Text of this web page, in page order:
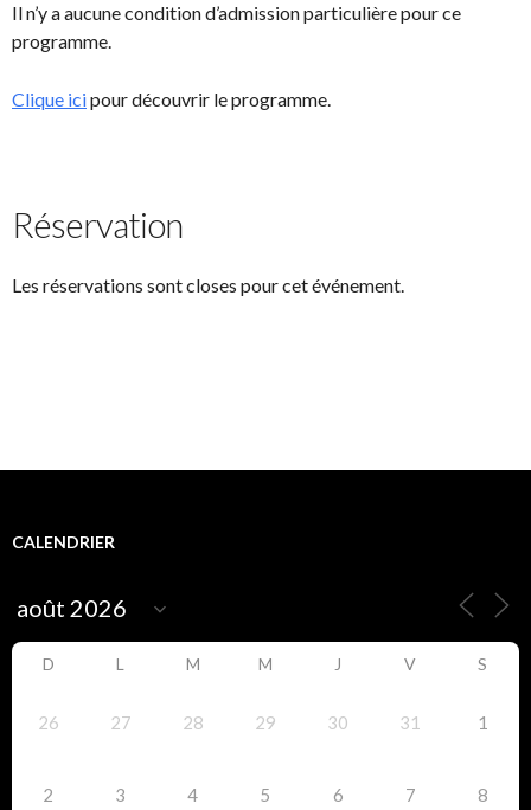
Il n’y a aucune condition d’admission particulière pour ce
programme.
Clique icipour découvrir le programme.
Réservation
Les réservations sont closes pour cet événement.
CALENDRIER
D L M M J V S
26 27 28 29 30 31 1
2 3 4 5 6 7 8